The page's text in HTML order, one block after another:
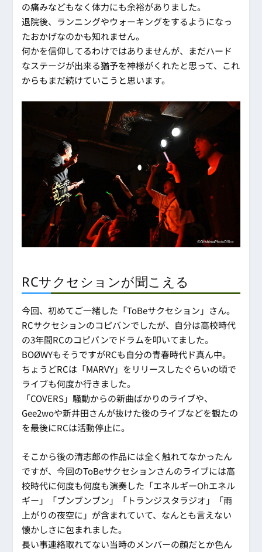
の痛みなどもなく体力にも余裕がありました。
退院後、ランニングやウォーキングをするようになっ
たおかげなのかも知れません。
何かを信仰してるわけではありませんが、まだハード
なステージが出来る猶予を神様がくれたと思って、これ
からもまだ続けていこうと思います。
RCサクセションが聞こえる
今回、初めてご一緒した「ToBeサクセション」さん。
RCサクセションのコピバンでしたが、自分は高校時代
の3年間RCのコピバンでドラムを叩いてました。
BOØWYもそうですがRCも自分の青春時代ド真ん中。
ちょうどRCは「MARVY」をリリースしたぐらいの頃で
ライブも何度か行きました。
「COVERS」騒動からの新曲ばかりのライブや、
Gee2woや新井田さんが抜けた後のライブなどを観たの
を最後にRCは活動停止に。
そこから後の清志郎の作品には全く触れてなかったん
ですが、今回のToBeサクセションさんのライブには高
校時代に何度も何度も演奏した「エネルギーOhエネル
ギー」「ブンブンブン」「トランジスタラジオ」「雨
上がりの夜空に」が含まれていて、なんとも言えない
懐かしさに包まれました。
長い事連絡取れてない当時のメンバーの顔だとか色ん